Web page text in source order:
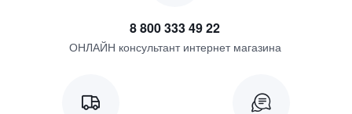
8 800 333 49 22
ОНЛАЙН консультант интернет магазина